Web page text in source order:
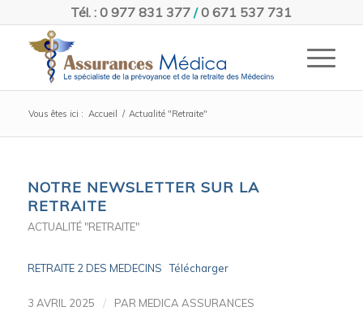
Tél. : 0 977 831 377 /0 671 537 731
Vous êtes ici : Accueil / Actualité "Retraite"
NOTRE NEWSLETTER SUR LA
RETRAITE
ACTUALITÉ "RETRAITE"
RETRAITE 2 DES MEDECINS Télécharger
3 AVRIL 2025 / PAR MEDICA ASSURANCES